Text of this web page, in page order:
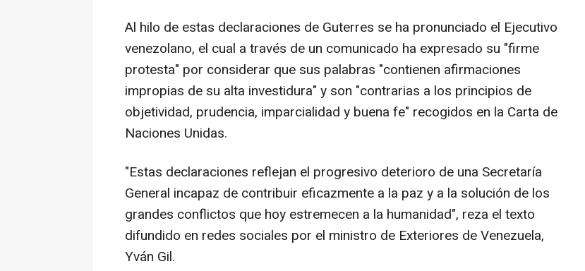
Al hilo de estas declaraciones de Guterres se ha pronunciado el Ejecutivo
venezolano, el cual a través de un comunicado ha expresado su "firme
protesta" por considerar que sus palabras "contienen afirmaciones
impropias de su alta investidura" y son "contrarias a los principios de
objetividad, prudencia, imparcialidad y buena fe" recogidos en la Carta de
Naciones Unidas.
"Estas declaraciones reflejan el progresivo deterioro de una Secretaría
General incapaz de contribuir eficazmente a la paz y a la solución de los
grandes conflictos que hoy estremecen a la humanidad", reza el texto
difundido en redes sociales por el ministro de Exteriores de Venezuela,
Yván Gil.